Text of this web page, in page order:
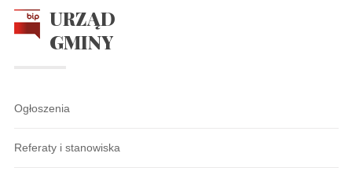
URZĄD
GMINY
Ogłoszenia
Referaty i stanowiska